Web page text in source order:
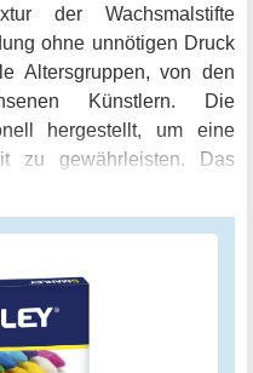
der Wachsmalstifte
ohne unnötigen Druck
Altersgruppen, von den
Künstlern. Die
hergestellt, um eine
zu gewährleisten. Das
und griffbereit für
die Ihnen begegnen
Kunst mit den Manley